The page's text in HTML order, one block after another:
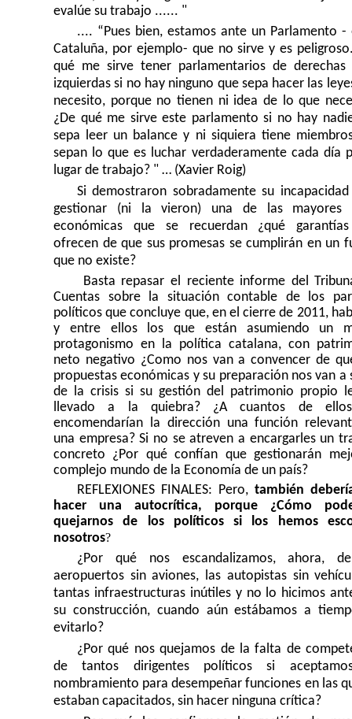
evalúe su trabajo ...... "
.... “Pues bien, estamos ante un Parlamento -
Cataluña, por ejemplo- que no sirve y es
qué me sirve tener parlamentarios de
izquierdas si no hay ninguno que sepa hacer las
necesito, porque no tienen ni idea de lo que
¿De qué me sirve este parlamento si no hay
sepa leer un balance y ni siquiera tiene
sepan lo que es luchar verdaderamente cada día
lugar de trabajo? " … (Xavier Roig)
Si demostraron sobradamente su
gestionar (ni la vieron) una de las mayores
económicas que se recuerdan ¿qué
ofrecen de que sus promesas se cumplirán en un
que no existe?
Basta repasar el reciente informe del
Cuentas sobre la situación contable de los
políticos que concluye que, en el cierre de 2011,
y entre ellos los que están asumiendo un
protagonismo en la política catalana, con
neto negativo ¿Como nos van a convencer de
propuestas económicas y su preparación nos van a
de la crisis si su gestión del patrimonio propio
llevado a la quiebra? ¿A cuantos de
encomendarían la dirección una función
una empresa? Si no se atreven a encargarles un
concreto ¿Por qué confían que gestionarán
complejo mundo de la Economía de un país?
REFLEXIONES FINALES: Pero, también
hacer una autocrítica, porque ¿Cómo
quejarnos de los políticos si los hemos
nosotros?
¿Por qué nos escandalizamos, ahora,
aeropuertos sin aviones, las autopistas sin
tantas infraestructuras inútiles y no lo hicimos
su construcción, cuando aún estábamos a
evitarlo?
¿Por qué nos quejamos de la falta de
de tantos dirigentes políticos si
nombramiento para desempeñar funciones en las
estaban capacitados, sin hacer ninguna crítica?